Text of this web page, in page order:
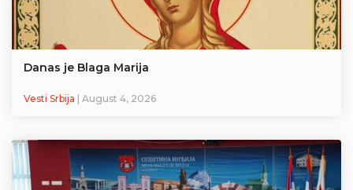
Danas je Blaga Marija
Vesti Srbija | August 4, 2026